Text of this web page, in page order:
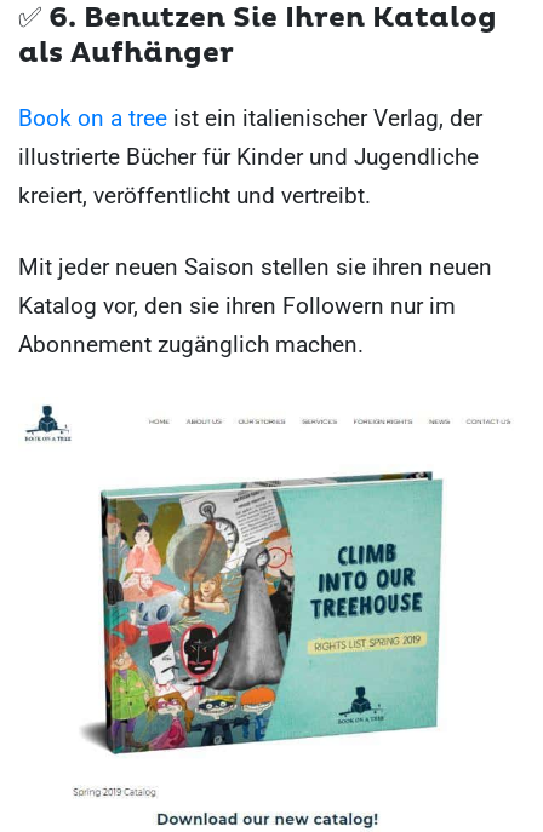
✅ 6. Benutzen Sie Ihren Katalog
als Aufhänger
Book on a tree ist ein italienischer Verlag, der
illustrierte Bücher für Kinder und Jugendliche
kreiert, veröffentlicht und vertreibt.
Mit jeder neuen Saison stellen sie ihren neuen
Katalog vor, den sie ihren Followern nur im
Abonnement zugänglich machen.